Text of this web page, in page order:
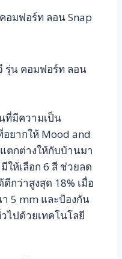
อมฟอร์ท ลอน Snap
รุ่น คอมฟอร์ท ลอน
ที่มีความเป็น
ยากให้ Mood and
ตกต่างให้กับบ้านมา
ให้เลือก 6 สี ช่วยลด
กว่าสูงสุด 18% เมื่อ
5 mm และป้องกัน
ไปด้วยเทคโนโลยี